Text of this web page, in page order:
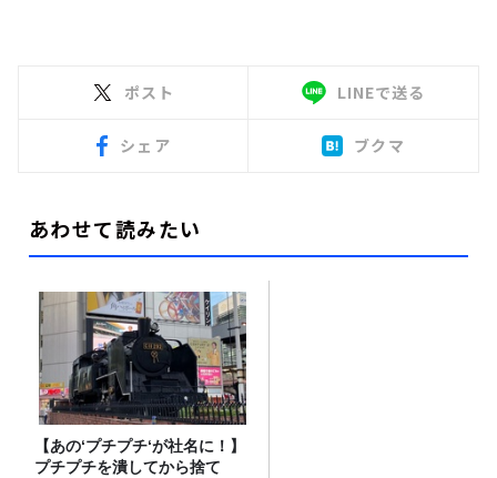
ポスト LINEで送る
シェア ブクマ
あわせて読みたい
【あの‘プチプチ‘が社名に！】
プチプチを潰してから捨て